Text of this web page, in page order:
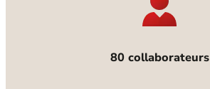
80 collaborateurs